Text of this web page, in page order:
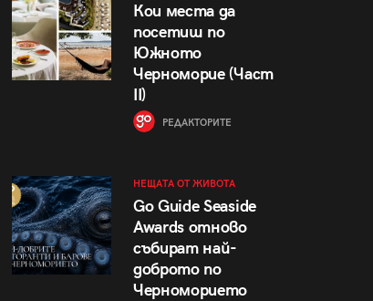
Кои места да
посетиш по
Южното
Черноморие (Част
II)
РЕДАКТОРИТЕ
НЕЩАТА ОТ ЖИВОТА
Go Guide Seaside
Awards отново
събират най-
доброто по
Черноморието